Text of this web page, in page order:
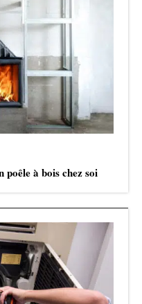
à bois chez soi